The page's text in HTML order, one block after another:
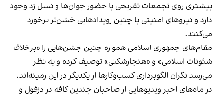
بیشتری روی تجمعات تفریحی با حضور جوان‌ها و نسل زد وجود
دارد و نیروهای امنیتی با چنین رویدادهایی خشن‌تر برخورد
می‌کنند.
مقام‌های جمهوری اسلامی همواره چنین جشن‌هایی را «برخلاف
شئونات اسلامی» و «هنجارشکنی» توصیف کرده و به نظر
می‌رسد نگران الگوبرداری کسب‌وکارها از یکدیگر در این زمینه‌اند.
در ماه‌های اخیر ویدیوهایی از صاحبان چندین کافه در دزفول و